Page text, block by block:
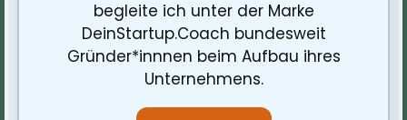
begleite ich unter der Marke
DeinStartup.Coach bundesweit
Gründer*innnen beim Aufbau ihres
Unternehmens.